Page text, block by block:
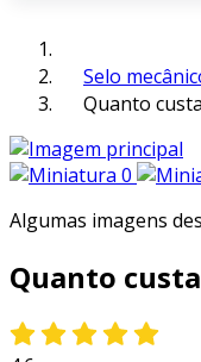
Selo
Quanto
Algumas imagens
Quanto